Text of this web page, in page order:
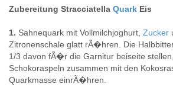
Zubereitung Stracciatella Quark Eis
1. Sahnequark mit Vollmilchjoghurt, Zucker
Zitronenschale glatt rÃ�hren. Die
1/3 davon fÃ�r die Garnitur beiseite
Schokoraspeln zusammen mit den
Quarkmasse einrÃ�hren.